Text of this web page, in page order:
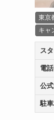
東京
キャ
ス
電
公
駐